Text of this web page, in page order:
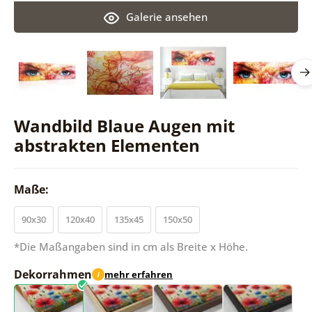
Wandbild Blaue Augen mit
abstrakten Elementen
Galerie ansehen
Maße:
90x30 120x40 135x45 150x50
*Die Maßangaben sind in cm als Breite x Höhe.
Dekorrahmen i mehr erfahren